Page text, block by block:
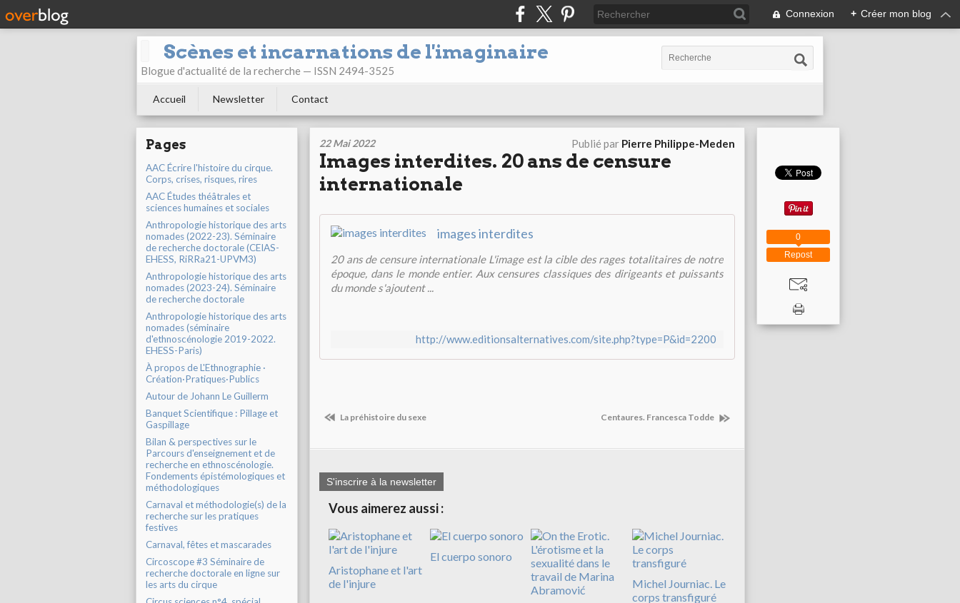
Connexion + Créer mon blog
Scènes et incarnations de l'imaginaire
Blogue d'actualité de la recherche — ISSN 2494-3525
Accueil Newsletter Contact
Pages
AAC Écrire l'histoire du cirque.
Corps, crises, risques, rires
AAC Études théâtrales et
sciences humaines et sociales
Anthropologie historique des arts
nomades (2022-23). Séminaire
de recherche doctorale (CEIAS-
EHESS, RiRRa21-UPVM3)
Anthropologie historique des arts
nomades (2023-24). Séminaire
de recherche doctorale
Anthropologie historique des arts
nomades (séminaire
d'ethnoscénologie 2019-2022.
EHESS-Paris)
À propos de L'Ethnographie ·
Création·Pratiques·Publics
Autour de Johann Le Guillerm
Banquet Scientifique : Pillage et
Gaspillage
Bilan & perspectives sur le
Parcours d'enseignement et de
recherche en ethnoscénologie.
Fondements épistémologiques et
méthodologiques
Carnaval et méthodologie(s) de la
recherche sur les pratiques
festives
Carnaval, fêtes et mascarades
Circoscope #3 Séminaire de
recherche doctorale en ligne sur
les arts du cirque
22 Mai 2022 Publié par Pierre Philippe-Meden
Images interdites. 20 ans de censure
internationale
images interdites
20 ans de censure internationale L'image est la cible des rages totalitaires de notre
époque, dans le monde entier. Aux censures classiques des dirigeants et puissants
du monde s'ajoutent ...
http://www.editionsalternatives.com/site.php?type=P&id=2200
La préhistoire du sexe Centaures. Francesca Todde
S'inscrire à la newsletter
Vous aimerez aussi :
Aristophane et l'art
de l'injure
El cuerpo sonoro
Michel Journiac. Le
corps transfiguré
Repost
0